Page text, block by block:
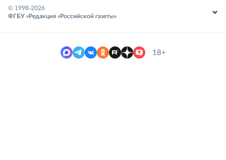
© 1998-2026
ФГБУ «Редакция «Российской газеты»
18+